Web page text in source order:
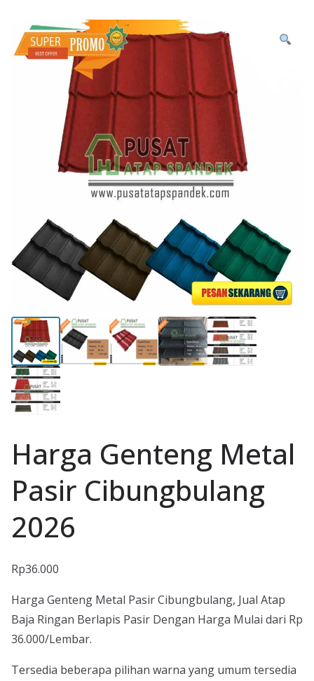
Harga Genteng Metal
Pasir Cibungbulang
2026
Rp36.000
Harga Genteng Metal Pasir Cibungbulang, Jual Atap
Baja Ringan Berlapis Pasir Dengan Harga Mulai dari Rp
36.000/Lembar.
Tersedia beberapa pilihan warna yang umum tersedia